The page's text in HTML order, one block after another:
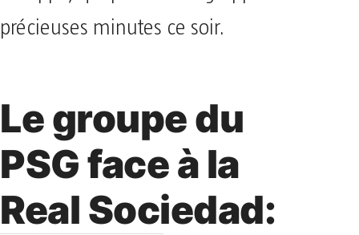
précieuses minutes ce soir.
Le groupe du
PSG face à la
Real Sociedad: